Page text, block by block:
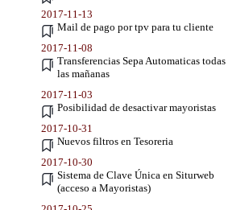
2017-11-13
Mail de pago por tpv para tu cliente
2017-11-08
Transferencias Sepa Automaticas todas
las mañanas
2017-11-03
Posibilidad de desactivar mayoristas
2017-10-31
Nuevos filtros en Tesoreria
2017-10-30
Sistema de Clave Única en Siturweb
(acceso a Mayoristas)